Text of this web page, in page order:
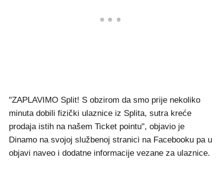
"ZAPLAVIMO Split! S obzirom da smo prije nekoliko
minuta dobili fizički ulaznice iz Splita, sutra kreće
prodaja istih na našem Ticket pointu", objavio je
Dinamo na svojoj službenoj stranici na Facebooku pa u
objavi naveo i dodatne informacije vezane za ulaznice.